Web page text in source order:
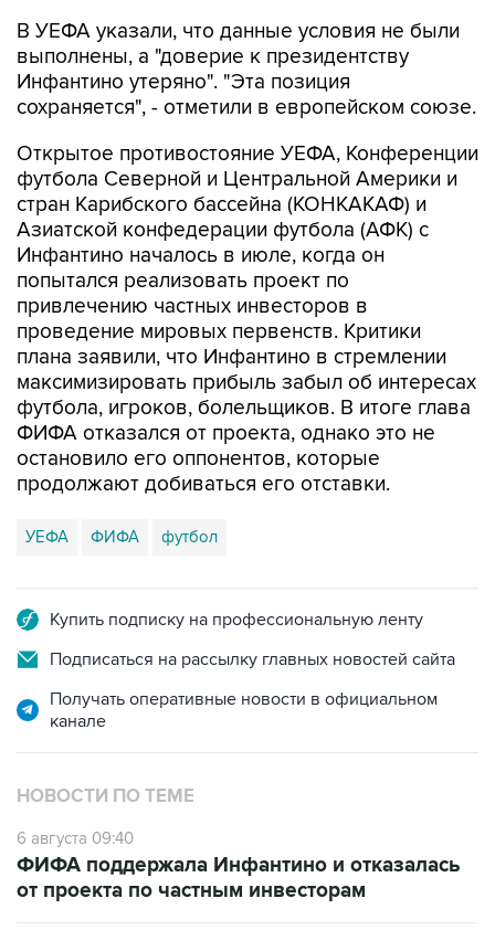
В УЕФА указали, что данные условия не были
выполнены, а "доверие к президентству
Инфантино утеряно". "Эта позиция
сохраняется", - отметили в европейском союзе.
Открытое противостояние УЕФА, Конференции
футбола Северной и Центральной Америки и
стран Карибского бассейна (КОНКАКАФ) и
Азиатской конфедерации футбола (АФК) с
Инфантино началось в июле, когда он
попытался реализовать проект по
привлечению частных инвесторов в
проведение мировых первенств. Критики
плана заявили, что Инфантино в стремлении
максимизировать прибыль забыл об интересах
футбола, игроков, болельщиков. В итоге глава
ФИФА отказался от проекта, однако это не
остановило его оппонентов, которые
продолжают добиваться его отставки.
УЕФА ФИФА футбол
Купить подписку на профессиональную ленту
Подписаться на рассылку главных новостей сайта
Получать оперативные новости в официальном
канале
НОВОСТИ ПО ТЕМЕ
6 августа 09:40
ФИФА поддержала Инфантино и отказалась
от проекта по частным инвесторам